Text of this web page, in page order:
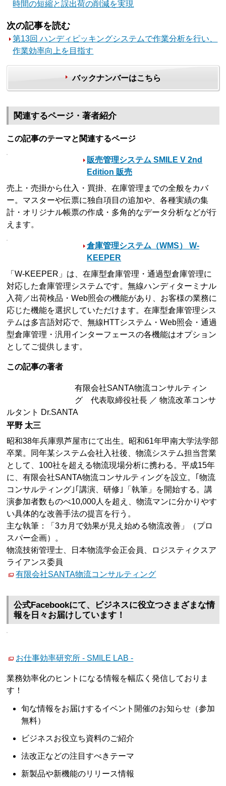
時間の短縮と誤出荷の削減を実現
次の記事を読む
第13回 ハンディピッキングシステムで作業分析を行い、
作業効率向上を目指す
バックナンバーはこちら
関連するページ・著者紹介
この記事のテーマと関連するページ
販売管理システム SMILE V 2nd
Edition 販売
売上・売掛から仕入・買掛、在庫管理までの全般をカバ
ー。マスターや伝票に独自項目の追加や、各種実績の集
計・オリジナル帳票の作成・多角的なデータ分析などが行
えます。
倉庫管理システム（WMS） W-
KEEPER
「W-KEEPER」は、在庫型倉庫管理・通過型倉庫管理に
対応した倉庫管理システムです。無線ハンディターミナル
入荷／出荷検品・Web照会の機能があり、お客様の業務に
応じた機能を選択していただけます。在庫型倉庫管理シス
テムは多言語対応で、無線HTTシステム・Web照会・通過
型倉庫管理・汎用インターフェースの各機能はオプション
としてご提供します。
この記事の著者
有限会社SANTA物流コンサルティン
グ 代表取締役社長 ／ 物流改革コンサ
ルタント Dr.SANTA
平野 太三
昭和38年兵庫県芦屋市にて出生。昭和61年甲南大学法学部
卒業。同年某システム会社入社後、物流システム担当営業
として、100社を超える物流現場分析に携わる。平成15年
に、有限会社SANTA物流コンサルティングを設立。｢物流
コンサルティング｣｢講演、研修｣「執筆」を開始する。講
演参加者数ものべ10,000人を超え、物流マンに分かりやす
い具体的な改善手法の提言を行う。
主な執筆：「3カ月で効果が見え始める物流改善」（プロ
スパー企画）。
物流技術管理士、日本物流学会正会員、ロジスティクスア
ライアンス委員
有限会社SANTA物流コンサルティング
公式Facebookにて、ビジネスに役立つさまざまな情
報を日々お届けしています！
お仕事効率研究所 - SMILE LAB -
業務効率化のヒントになる情報を幅広く発信しておりま
す！
旬な情報をお届けするイベント開催のお知らせ（参加
無料）
ビジネスお役立ち資料のご紹介
法改正などの注目すべきテーマ
新製品や新機能のリリース情報